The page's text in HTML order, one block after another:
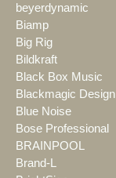
beyerdynamic
Biamp
Big Rig
Bildkraft
Black Box Music
Blackmagic Design
Blue Noise
Bose Professional
BRAINPOOL
Brand-L